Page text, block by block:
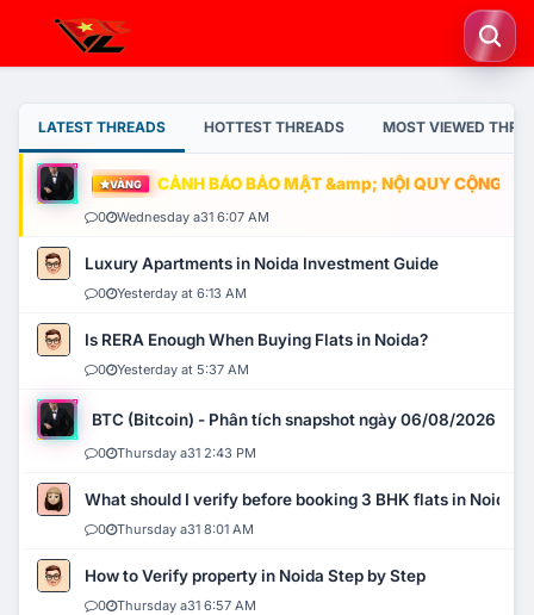
LATEST THREADS HOTTEST THREADS MOST VIEWED
VÀNG CẢNH BÁO BẢO MẬT &amp; NỘI QUY CỘNG
0 Wednesday a31 6:07 AM
Luxury Apartments in Noida Investment Guide
0 Yesterday at 6:13 AM
Is RERA Enough When Buying Flats in Noida?
0 Yesterday at 5:37 AM
BTC (Bitcoin) - Phân tích snapshot ngày 06/08/2026
0 Thursday a31 2:43 PM
What should I verify before booking 3 BHK flats in Noida?
0 Thursday a31 8:01 AM
How to Verify property in Noida Step by Step
0 Thursday a31 6:57 AM